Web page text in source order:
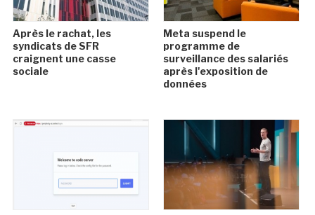
Après le rachat, les
syndicats de SFR
craignent une casse
sociale
Meta suspend le
programme de
surveillance des salariés
après l'exposition de
données